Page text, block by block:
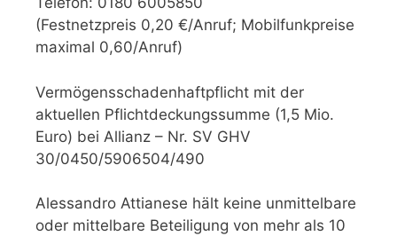
(Festnetzpreis 0,20 €/Anruf; Mobilfunkpreise
maximal 0,60/Anruf)
Vermögensschadenhaftpflicht mit der
aktuellen Pflichtdeckungssumme (1,5 Mio.
Euro) bei Allianz – Nr. SV GHV
30/0450/5906504/490
Alessandro Attianese hält keine unmittelbare
oder mittelbare Beteiligung von mehr als 10